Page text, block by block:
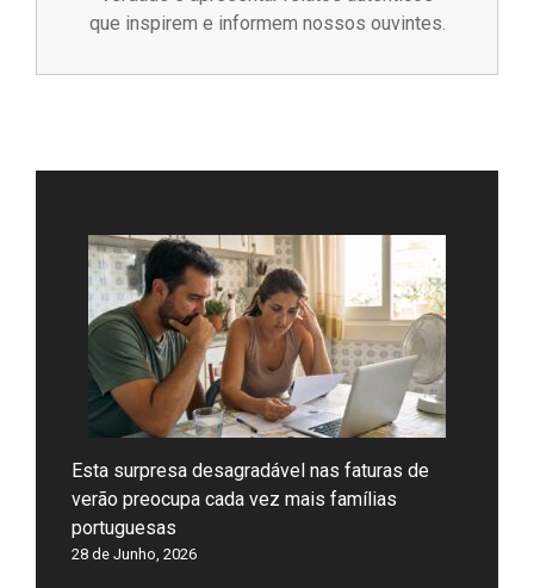
que inspirem e informem nossos ouvintes.
Esta surpresa desagradável nas faturas de
verão preocupa cada vez mais famílias
portuguesas
28 de Junho, 2026